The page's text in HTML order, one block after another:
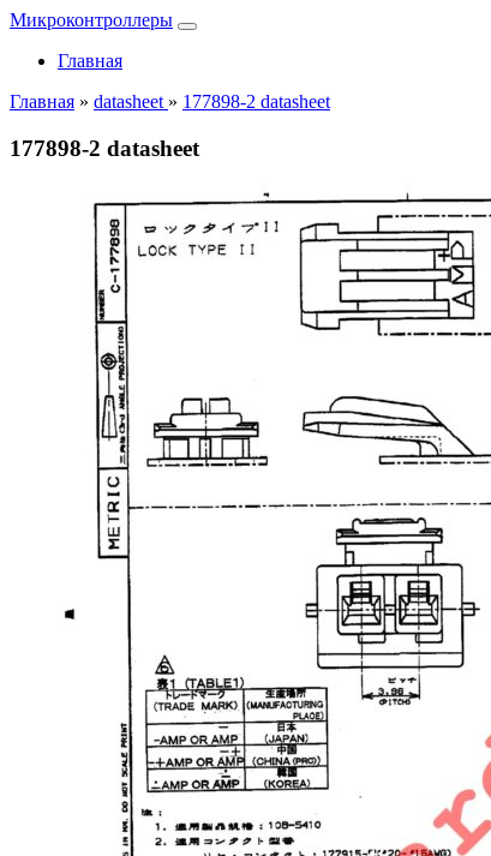
Микроконтроллеры
Главная
Главная » datasheet » 177898-2 datasheet
177898-2 datasheet